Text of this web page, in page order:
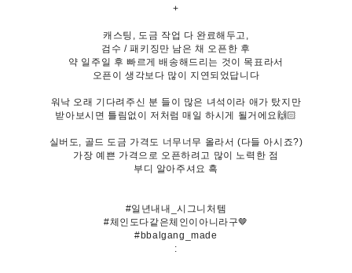
+
캐스팅, 도금 작업 다 완료해두고,
검수 / 패키징만 남은 채 오픈한 후
약 일주일 후 빠르게 배송해드리는 것이 목표라서
오픈이 생각보다 많이 지연되었답니다
워낙 오래 기다려주신 분 들이 많은 녀석이라 애가 탔지만
받아보시면 틀림없이 저처럼 매일 하시게 될거에요🙌🏻
실버도, 골드 도금 가격도 너무너무 올라서 (다들 아시죠?)
가장 예쁜 가격으로 오픈하려고 많이 노력한 점
부디 알아주셔요 흑
#일년내내_시그니처템
#체인도다같은체인이아니라구🤎
#bbalgang_made
: